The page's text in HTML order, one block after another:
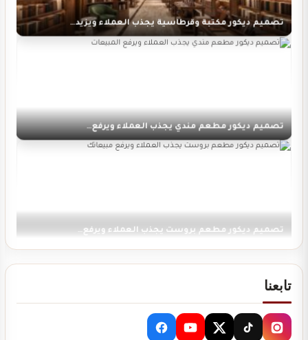
تصميم ديكور مكتبة وقرطاسية يجذب العملاء ويزيد…
تصميم ديكور مطعم مندي يجذب العملاء ويرفع…
تصميم ديكور مطعم شاورما يجذب العملاء ويرفع…
تابعنا